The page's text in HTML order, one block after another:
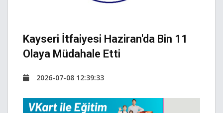
Kayseri İtfaiyesi Haziran'da Bin 11
Olaya Müdahale Etti
2026-07-08 12:39:33